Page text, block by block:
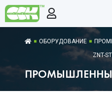
ОБОРУДОВАНИЕ
ZNT-